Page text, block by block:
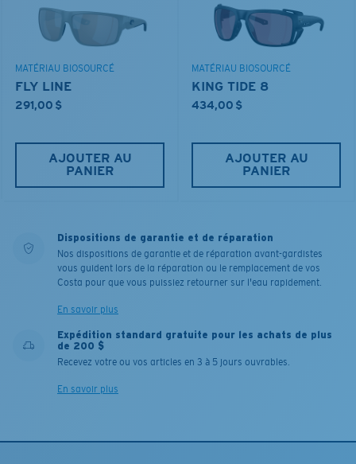
MATÉRIAU BIOSOURCÉ
FLY LINE
291,00 $
AJOUTER AU
PANIER
MATÉRIAU BIOSOURCÉ
KING TIDE 8
434,00 $
AJOUTER AU
PANIER
Dispositions de garantie et de réparation
Nos dispositions de garantie et de réparation avant-gardistes
vous guident lors de la réparation ou le remplacement de vos
Costa pour que vous puissiez retourner sur l'eau rapidement.
En savoir plus
Expédition standard gratuite pour les achats de plus
de 200 $
Recevez votre ou vos articles en 3 à 5 jours ouvrables.
En savoir plus